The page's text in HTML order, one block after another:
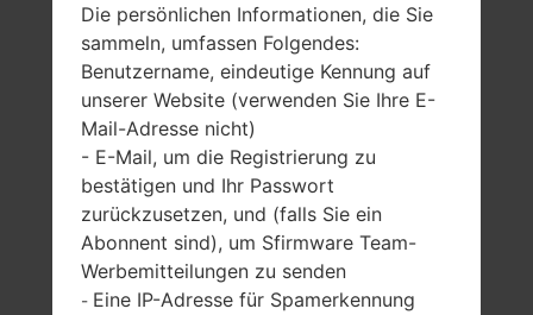
Die persönlichen Informationen, die Sie
sammeln, umfassen Folgendes:
Benutzername, eindeutige Kennung auf
unserer Website (verwenden Sie Ihre E-
Mail-Adresse nicht)
- E-Mail, um die Registrierung zu
bestätigen und Ihr Passwort
zurückzusetzen, und (falls Sie ein
Abonnent sind), um Sfirmware Team-
Werbemitteilungen zu senden
- Eine IP-Adresse für Spamerkennung